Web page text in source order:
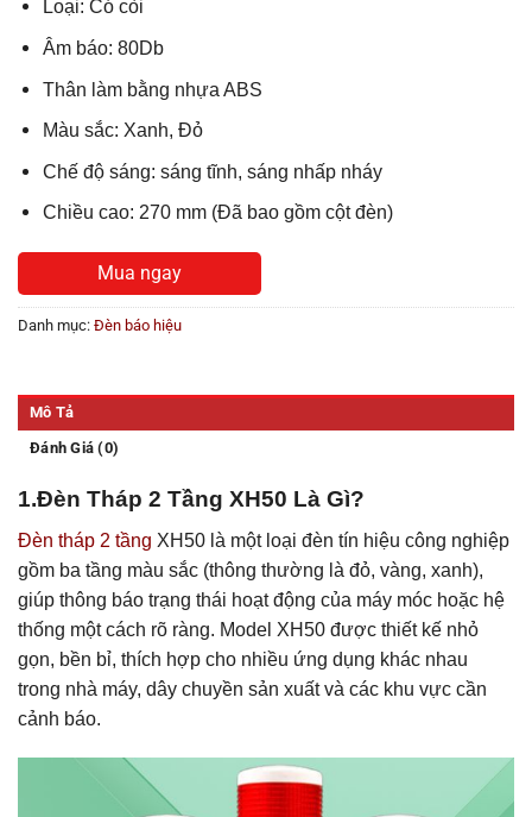
Loại: Có còi
Âm báo: 80Db
Thân làm bằng nhựa ABS
Màu sắc: Xanh, Đỏ
Chế độ sáng: sáng tĩnh, sáng nhấp nháy
Chiều cao: 270 mm (Đã bao gồm cột đèn)
Mua ngay
Danh mục: Đèn báo hiệu
Mô Tả
Đánh Giá (0)
1.Đèn Tháp 2 Tầng XH50 Là Gì?
Đèn tháp 2 tầng XH50 là một loại đèn tín hiệu công nghiệp
gồm ba tầng màu sắc (thông thường là đỏ, vàng, xanh),
giúp thông báo trạng thái hoạt động của máy móc hoặc hệ
thống một cách rõ ràng. Model XH50 được thiết kế nhỏ
gọn, bền bỉ, thích hợp cho nhiều ứng dụng khác nhau
trong nhà máy, dây chuyền sản xuất và các khu vực cần
cảnh báo.